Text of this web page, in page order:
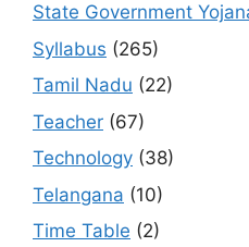
State Government
Syllabus (265)
Tamil Nadu (22)
Teacher (67)
Technology (38)
Telangana (10)
Time Table (2)